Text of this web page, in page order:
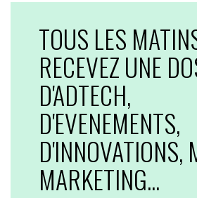
TOUS LES
RECEVEZ UNE
D'ADTECH,
D'EVENEMENTS,
D'INNOVATIONS,
MARKETING...